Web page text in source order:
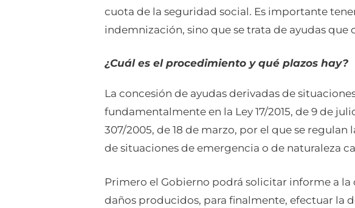
cuota de la seguridad social. Es importante
indemnización, sino que se trata de ayudas que
¿Cuál es el procedimiento y qué plazos hay?
La concesión de ayudas derivadas de
fundamentalmente en la Ley 17/2015, de 9 de
307/2005, de 18 de marzo, por el que se
de situaciones de emergencia o de naturaleza
Primero el Gobierno podrá solicitar informe a
daños producidos, para finalmente, efectuar la